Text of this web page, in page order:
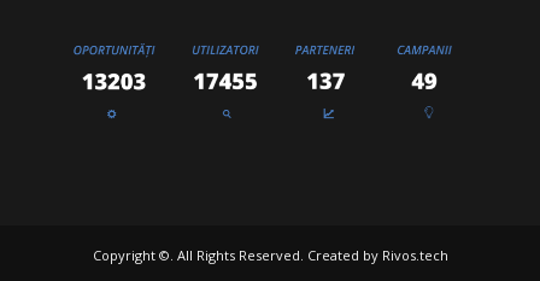
Copyright ©. All Rights Reserved. Created by Rivos.tech